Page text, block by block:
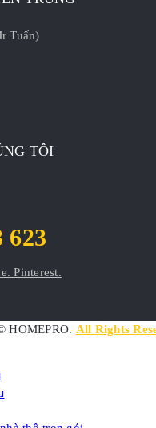
Tuấn)
TÔI
623
Pinterest.
HOMEPRO. All Rights